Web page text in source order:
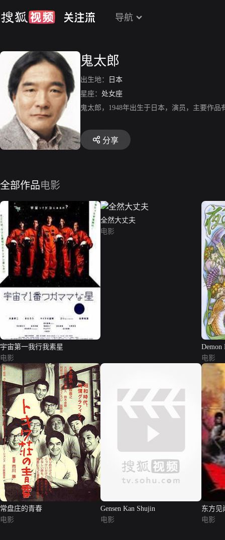
导航
鬼太郎
出生地：
日本
星座： 处女座
鬼太郎，1948年出生于日本，演员，主要作
分享
全部作品电影
宇宙第一我行我素星
电影
全然大丈夫
电影
Demon
电影
常盘庄的青春
电影
Gensen Kan Shujin
电影
东方见
电影